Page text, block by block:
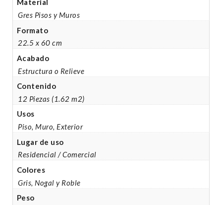
Material
Gres Pisos y Muros
Formato
22.5 x 60 cm
Acabado
Estructura o Relieve
Contenido
12 Piezas (1.62 m2)
Usos
Piso, Muro, Exterior
Lugar de uso
Residencial / Comercial
Colores
Gris, Nogal y Roble
Peso